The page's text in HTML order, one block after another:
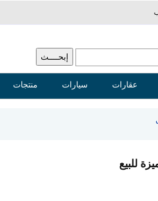
عقارات سيارات منتجات
للبيع